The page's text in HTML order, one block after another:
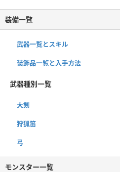
装備一覧
武器一覧とスキル
装飾品一覧と入手方法
武器種別一覧
大剣
狩猟笛
弓
モンスター一覧